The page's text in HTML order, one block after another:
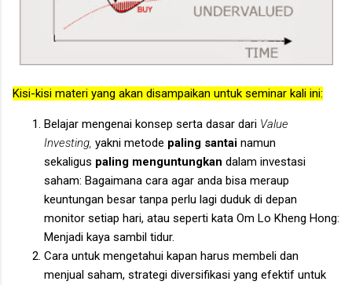
Kisi-kisi materi yang akan disampaikan untuk seminar kali ini:
Belajar mengenai konsep serta dasar dari Value
Investing, yakni metode paling santai namun
sekaligus paling menguntungkan dalam investasi
saham: Bagaimana cara agar anda bisa meraup
keuntungan besar tanpa perlu lagi duduk di depan
monitor setiap hari, atau seperti kata Om Lo Kheng Hong:
Menjadi kaya sambil tidur.
Cara untuk mengetahui kapan harus membeli dan
menjual saham, strategi diversifikasi yang efektif untuk